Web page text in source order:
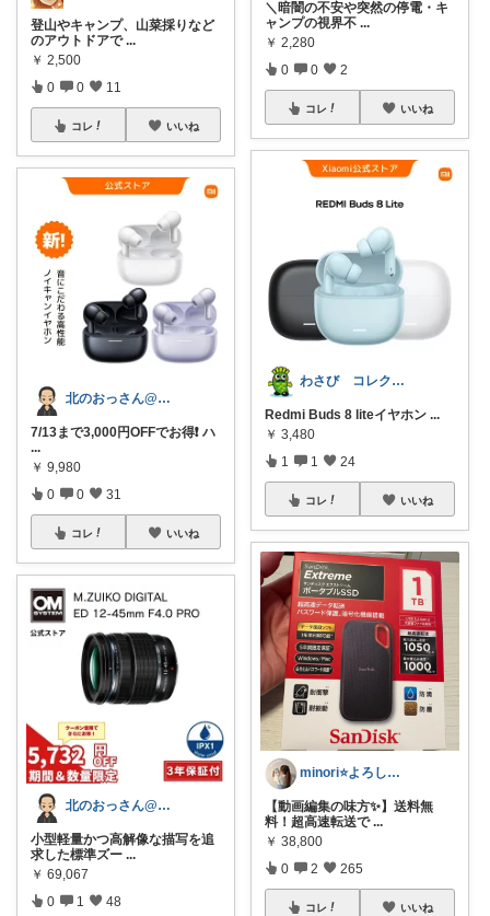
登山やキャンプ、山菜採りなど
のアウトドアで ...
￥ 2,500
0 0 11
コレ いいね
北のおっさん@ガジェット好き
7/13まで3,000円OFFでお得❗ ハ
...
￥ 9,980
0 0 31
コレ いいね
北のおっさん@ガジェット好き
小型軽量かつ高解像な描写を追
求した標準ズー ...
￥ 69,067
0 1 48
＼暗闇の不安や突然の停電・キ
ャンプの視界不 ...
￥ 2,280
0 0 2
コレ いいね
わさび コレクションもご利用ください
Redmi Buds 8 liteイヤホン ...
￥ 3,480
1 1 24
コレ いいね
minori⭐️よろしくお願いします💕
【動画編集の味方✨】送料無
料！超高速転送で ...
￥ 38,800
0 2 265
コレ いいね